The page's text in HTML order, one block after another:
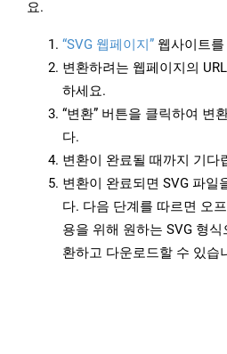
요.
“SVG 웹페이지” 웹사이트
변환하려는 웹페이지의
하세요.
“변환” 버튼을 클릭하여 변
다.
변환이 완료될 때까지 기다
변환이 완료되면 SVG 파일
다. 다음 단계를 따르면 오
용을 위해 원하는 SVG 형
환하고 다운로드할 수 있습